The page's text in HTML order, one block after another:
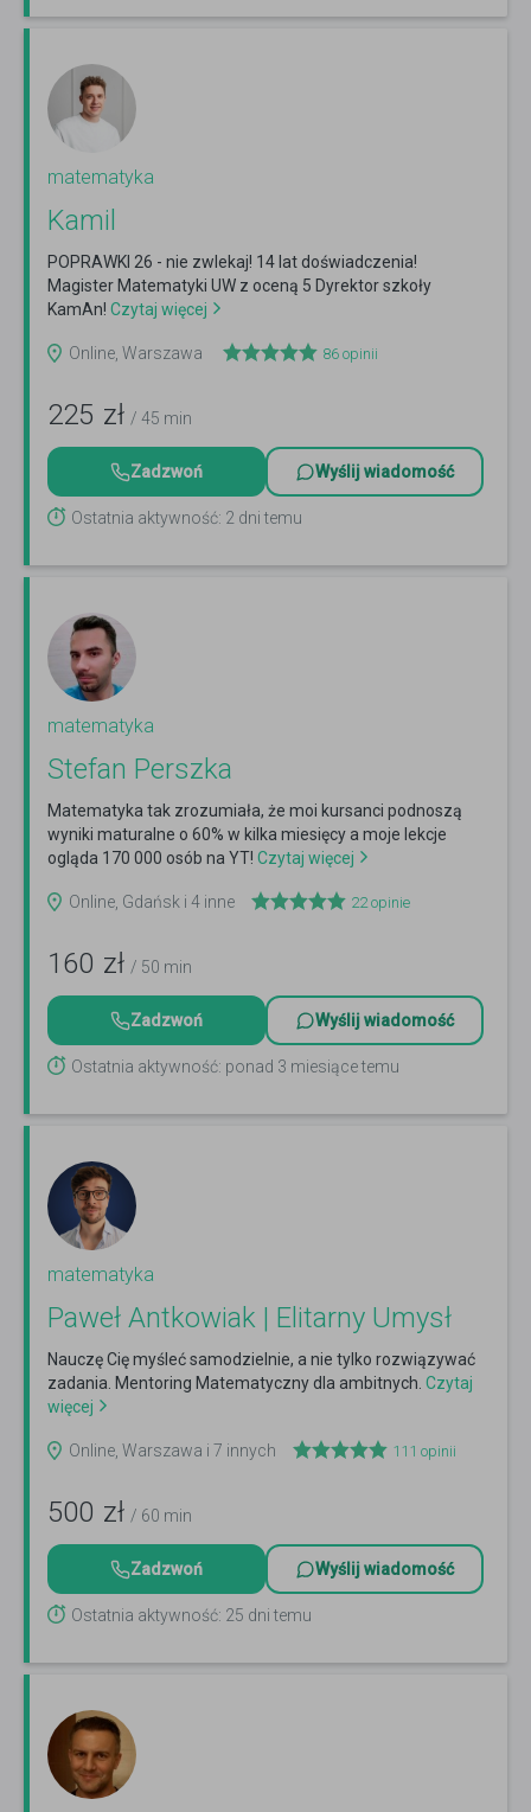
matematyka
Kamil
POPRAWKI 26 - nie zwlekaj! 14 lat doświadczenia!
Magister Matematyki UW z oceną 5 Dyrektor szkoły
KamAn! Czytaj więcej
Online, Warszawa 86 opinii
225 zł / 45 min
Zadzwoń Wyślij wiadomość
Ostatnia aktywność: 2 dni temu
matematyka
Stefan Perszka
Matematyka tak zrozumiała, że moi kursanci podnoszą
wyniki maturalne o 60% w kilka miesięcy a moje lekcje
ogląda 170 000 osób na YT! Czytaj więcej
Online, Gdańsk i 4 inne 22opinie
160 zł / 50 min
Zadzwoń Wyślij wiadomość
Ostatnia aktywność: ponad 3 miesiące temu
matematyka
Paweł Antkowiak | Elitarny Umysł
Nauczę Cię myśleć samodzielnie, a nie tylko rozwiązywać
zadania. Mentoring Matematyczny dla ambitnych. Czytaj
więcej
Online, Warszawa i 7 innych 111 opinii
500 zł / 60 min
Zadzwoń Wyślij wiadomość
Ostatnia aktywność: 25 dni temu